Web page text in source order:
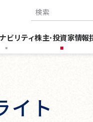
検索キーワー
ビリティ株主･投資家情報
イト